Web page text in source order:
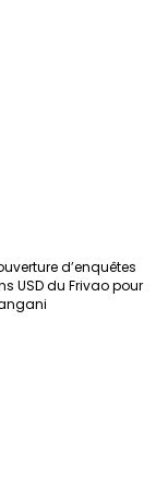
d’enquêtes
USD du Frivao pour